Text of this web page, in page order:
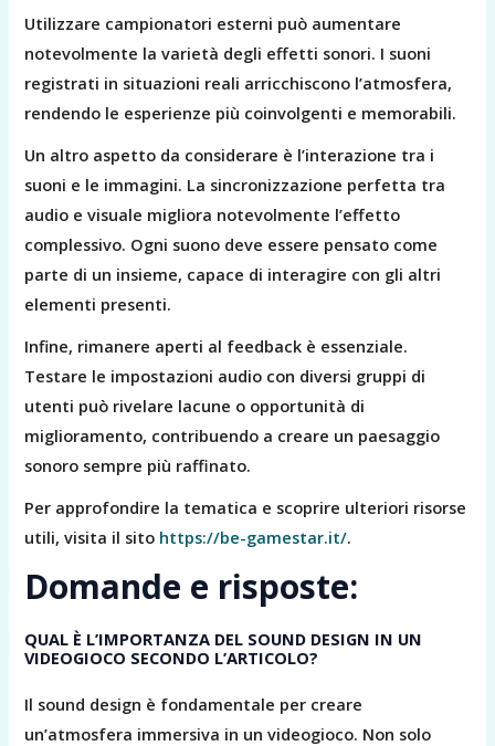
Utilizzare campionatori esterni può aumentare
notevolmente la varietà degli effetti sonori. I suoni
registrati in situazioni reali arricchiscono l’atmosfera,
rendendo le esperienze più coinvolgenti e memorabili.
Un altro aspetto da considerare è l’interazione tra i
suoni e le immagini. La sincronizzazione perfetta tra
audio e visuale migliora notevolmente l’effetto
complessivo. Ogni suono deve essere pensato come
parte di un insieme, capace di interagire con gli altri
elementi presenti.
Infine, rimanere aperti al feedback è essenziale.
Testare le impostazioni audio con diversi gruppi di
utenti può rivelare lacune o opportunità di
miglioramento, contribuendo a creare un paesaggio
sonoro sempre più raffinato.
Per approfondire la tematica e scoprire ulteriori risorse
utili, visita il sito https://be-gamestar.it/.
Domande e risposte:
QUAL È L’IMPORTANZA DEL SOUND DESIGN IN UN
VIDEOGIOCO SECONDO L’ARTICOLO?
Il sound design è fondamentale per creare
un’atmosfera immersiva in un videogioco. Non solo